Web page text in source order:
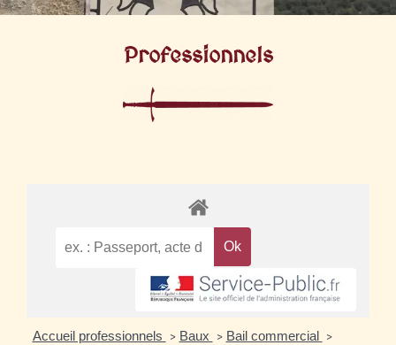
Professionnels
Accueil professionnels > Baux > Bail commercial >